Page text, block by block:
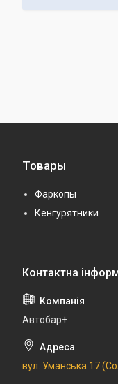
Товары
Фаркопы
Кенгурятники
Автобар+
вул. Уманська 17